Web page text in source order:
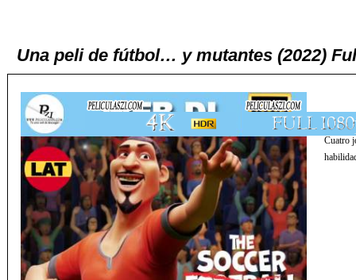
Una peli de fútbol… y mutantes (2022)
Cuatro